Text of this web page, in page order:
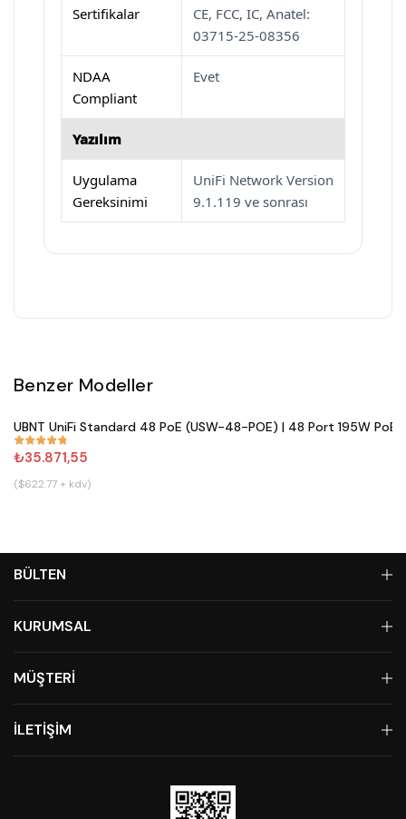
Sertifikalar
CE, FCC, IC, Anatel:
03715-25-08356
NDAA
Compliant
Evet
Yazılım
Uygulama
Gereksinimi
UniFi Network Version
9.1.119 ve sonrası
Benzer Modeller
#861
UBNT UniFi Standard 48 PoE (USW-48-POE) | 48 Port 195W
₺35.871,55
($622.77 + kdv)
BÜLTEN
KURUMSAL
MÜŞTERİ
İLETİŞİM